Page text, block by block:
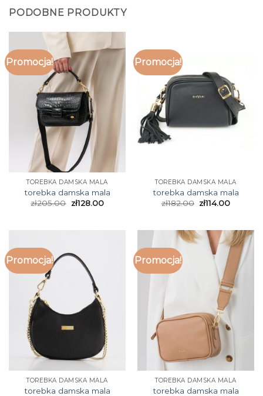
PODOBNE PRODUKTY
Promocja!
TOREBKA DAMSKA MALA
torebka damska mala
zł205.00 zł128.00
Promocja!
TOREBKA DAMSKA MALA
torebka damska mala
zł182.00 zł114.00
Promocja!
TOREBKA DAMSKA MALA
torebka damska mala
Promocja!
TOREBKA DAMSKA MALA
torebka damska mala